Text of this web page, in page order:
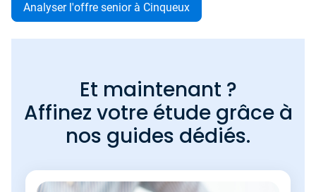
Analyser l'offre senior à Cinqueux
Et maintenant ?
Affinez votre étude grâce à
nos guides dédiés.